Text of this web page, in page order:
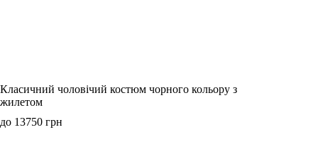
Класичний чоловічий костюм чорного кольору з
жилетом
до 13750 грн